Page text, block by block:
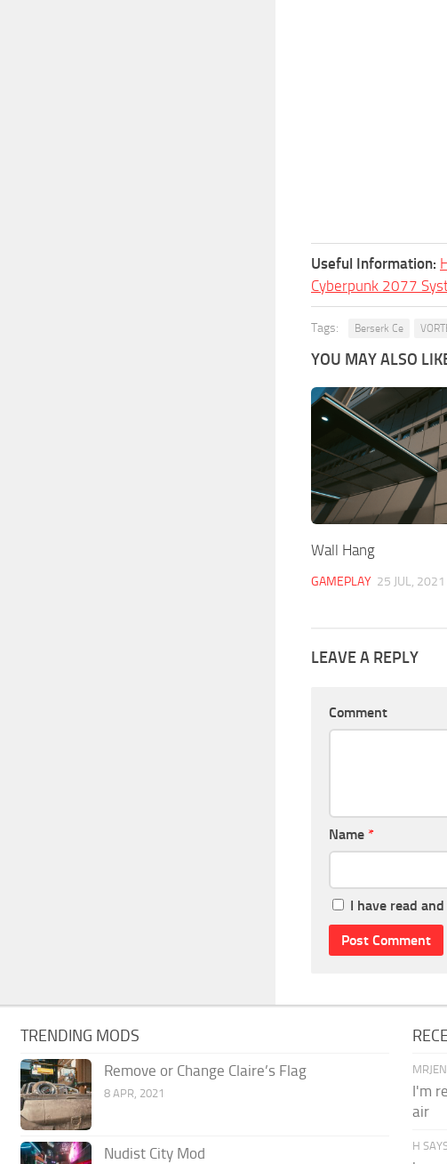
Useful Information:
Cyberpunk 2077
Tags: Berserk Ce
YOU MAY ALSO
Wall Hang
GAMEPLAY 25 JUL, 2021
LEAVE A REPLY
Comment
Name *
I have read
TRENDING MODS
Remove or Change Claire’s Flag
8 APR, 2021
Nudist City Mod
I'm
air
H